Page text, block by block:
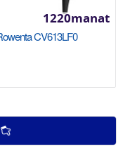
CV613LF0
1220manat